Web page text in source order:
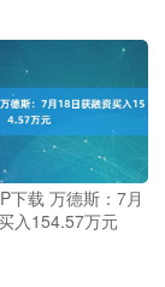
下载 万德斯：7月
入154.57万元